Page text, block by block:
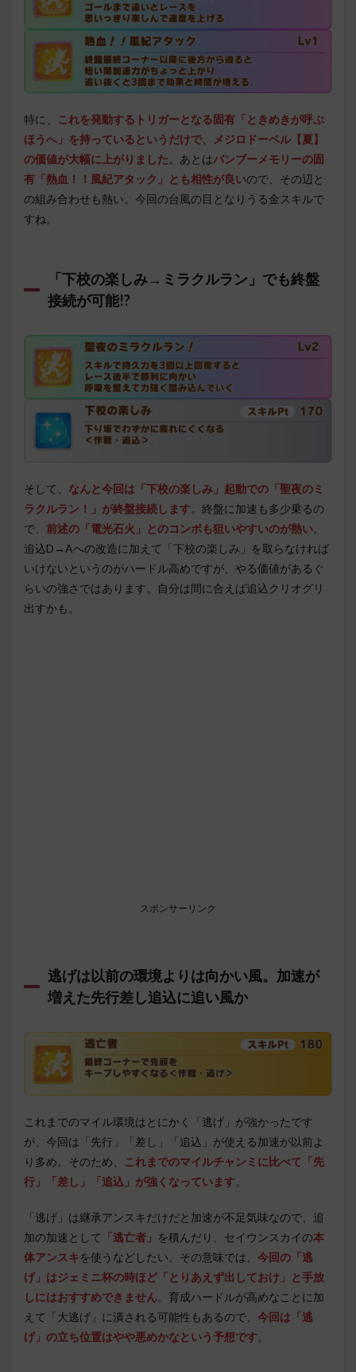
特に、
これを発動するトリガーとなる固有「ときめきが呼ぶ
ほうへ」を持っているというだけで、メジロドーベル【夏】
の価値が大幅に上がりました。あとはバンブーメモリーの固
有「熱血！！風紀アタック」とも相性が良いので、その辺と
の組み合わせも熱い。今回の台風の目となりうる金スキルで
すね。
「下校の楽しみ→ミラクルラン」でも終盤
接続が可能!?
そして、 なんと今回は「下校の楽しみ」起動での「聖夜のミ
ラクルラン！」が終盤接続します。終盤に加速も多少乗るの
で、 前述の「電光石火」とのコンボも狙いやすいのが熱い。
追込D→Aへの改造に加えて「下校の楽しみ」を取らなければ
いけないというのがハードル高めですが、やる価値があるぐ
らいの強さではあります。自分は間に合えば追込クリオグリ
出すかも。
スポンサーリンク
逃げは以前の環境よりは向かい風。加速が
増えた先行差し追込に追い風か
これまでのマイル環境はとにかく「逃げ」が強かったです
が、今回は「先行」「差し」「追込」が使える加速が以前よ
り多め。そのため、
これまでのマイルチャンミに比べて「先
行」「差し」「追込」が強くなっています。
「逃げ」は継承アンスキだけだと加速が不足気味なので、追
加の加速として 「逃亡者」 を積んだり、セイウンスカイの本
体アンスキを使うなどしたい。その意味では、 今回の「逃
げ」はジェミニ杯の時ほど「とりあえず出しておけ」と手放
しにはおすすめできません。育成ハードルが高めなことに加
えて「大逃げ」に潰される可能性もあるので、 今回は「逃
げ」の立ち位置はやや悪めかなという予想です。